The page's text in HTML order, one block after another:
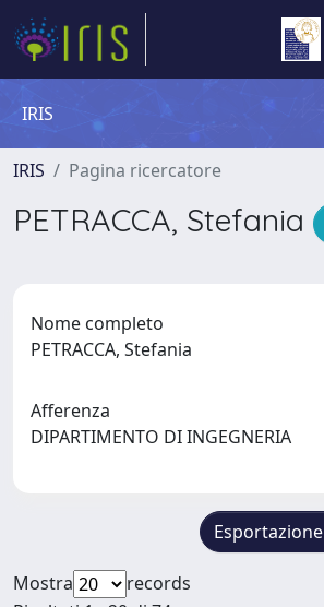
IRIS
IRIS Pagina ricercatore
PETRACCA, Stefania
Nome completo
PETRACCA, Stefania
Afferenza
DIPARTIMENTO DI INGEGNERIA
Esportazione
Mostra
records